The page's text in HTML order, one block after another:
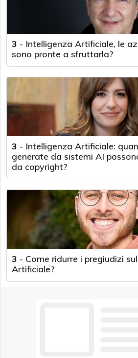
3 - Intelligenza Artificiale, le
sono pronte a sfruttarla?
3 - Intelligenza Artificiale:
generate da sistemi AI
da copyright?
3 - Come ridurre i pregiudizi
Artificiale?